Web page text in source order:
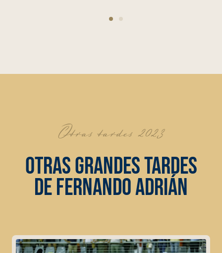
Otras tardes 2023
OTRAS GRANDES TARDES
DE FERNANDO ADRIÁN